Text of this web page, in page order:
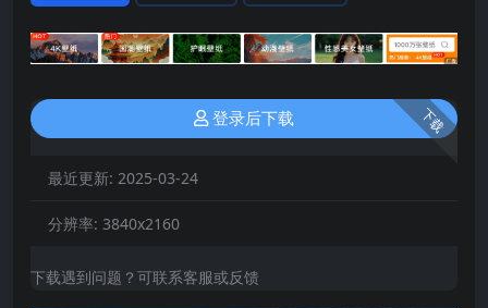
下载
登录后下载
最近更新: 2025-03-24
分辨率: 3840x2160
下载遇到问题？可联系客服或反馈